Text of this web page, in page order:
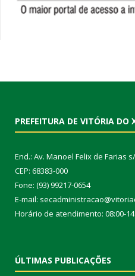
PREFEITURA DE VITÓRIA DO
End.: Av. Manoel Felix de Farias
CEP: 68383-000
Fone: (93) 99217-0654
E-mail:
Horário de atendimento: 08:00-
ÚLTIMAS PUBLICAÇÕES